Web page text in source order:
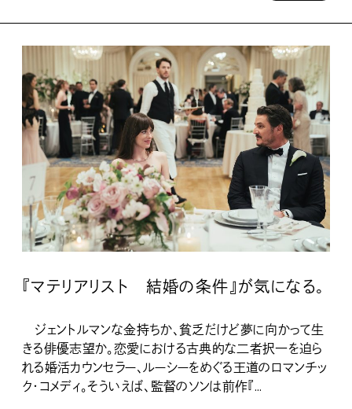
『マテリアリスト 結婚の条件』が気になる。
ジェントルマンな金持ちか、貧乏だけど夢に向かって生
きる俳優志望か。恋愛における古典的な二者択一を迫ら
れる婚活カウンセラー、ルーシーをめぐる王道のロマンチッ
ク・コメディ。そういえば、監督のソンは前作『...